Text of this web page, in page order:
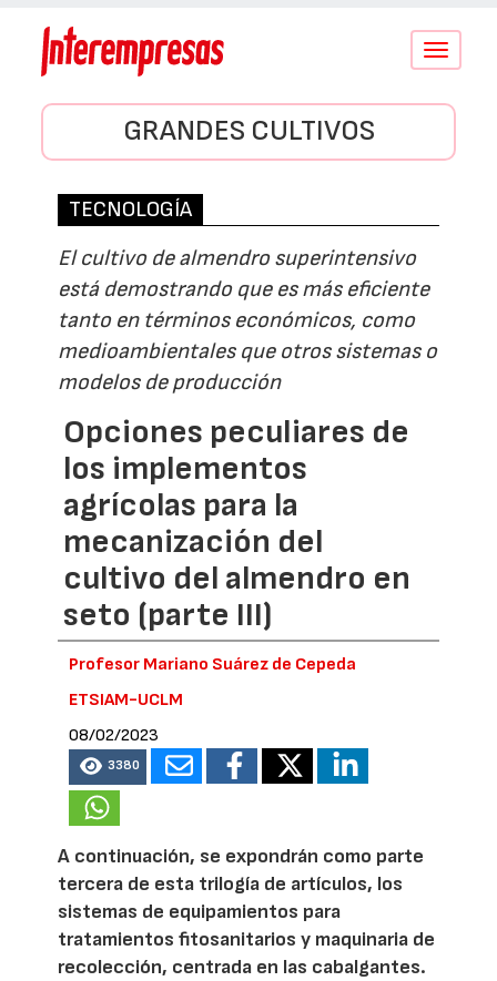
Conmutar
GRANDES CULTIVOS
TECNOLOGÍA
El cultivo de almendro superintensivo
está demostrando que es más eficiente
tanto en términos económicos, como
medioambientales que otros sistemas o
modelos de producción
Opciones peculiares de
los implementos
agrícolas para la
mecanización del
cultivo del almendro en
seto (parte III)
Profesor Mariano Suárez de Cepeda
ETSIAM-UCLM
08/02/2023
3380
A continuación, se expondrán como parte
tercera de esta trilogía de artículos, los
sistemas de equipamientos para
tratamientos fitosanitarios y maquinaria de
recolección, centrada en las cabalgantes.